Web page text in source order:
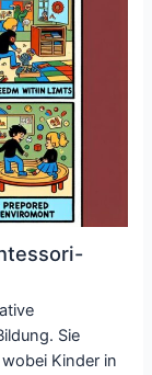
Sie
Kinder in